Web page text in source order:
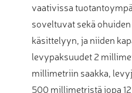
vaativissa
soveltuvat sekä
käsittelyyn, ja niiden
levypaksuudet 2
millimetriin saakka,
500 millimetristä jopa